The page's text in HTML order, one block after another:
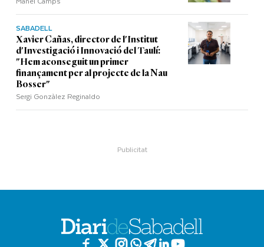
SABADELL
Xavier Cañas, director de l'Institut
d'Investigació i Innovació del Taulí:
"Hem aconseguit un primer
finançament per al projecte de la Nau
Bosser"
Sergi Gonzàlez Reginaldo